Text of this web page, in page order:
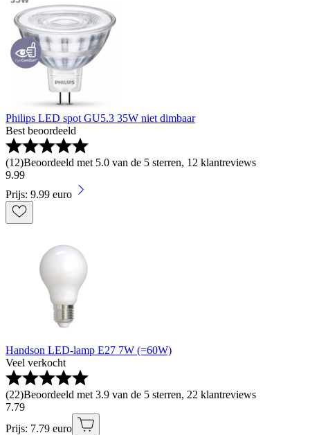
Philips LED spot GU5.3 35W niet dimbaar
Best beoordeeld
(12)Beoordeeld met 5.0 van de 5 sterren, 12 klantreviews
9.99
Prijs: 9.99 euro
Handson LED-lamp E27 7W (=60W)
Veel verkocht
(22)Beoordeeld met 3.9 van de 5 sterren, 22 klantreviews
7.79
Prijs: 7.79 euro